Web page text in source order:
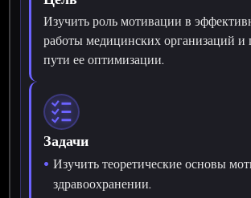
Изучить роль мотивации в
работы медицинских организаций и
пути ее оптимизации.
Задачи
Изучить теоретические основы
здравоохранении.